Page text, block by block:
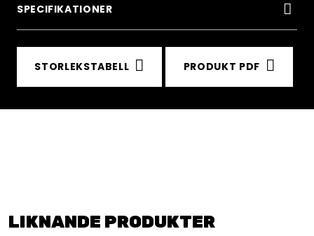
SPECIFIKATIONER
STORLEKSTABELL PRODUKT PDF
LIKNANDE PRODUKTER